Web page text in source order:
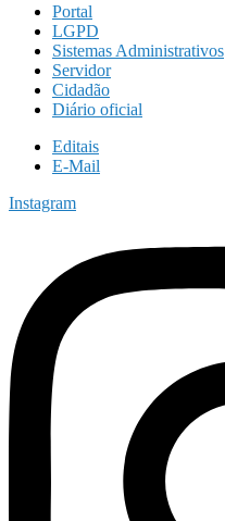
Portal
LGPD
Sistemas Administrativos
Servidor
Cidadão
Diário oficial
Editais
E-Mail
Instagram